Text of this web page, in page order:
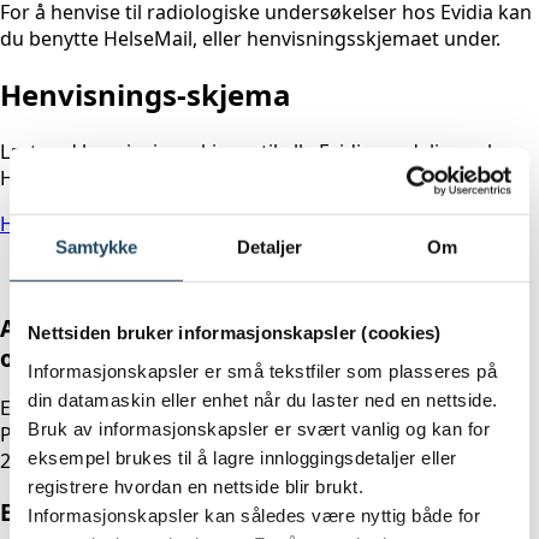
Samtykke Detaljer Om
Nettsiden bruker informasjonskapsler (cookies)
Informasjonskapsler er små tekstfiler som plasseres på
din datamaskin eller enhet når du laster ned en nettside.
Bruk av informasjonskapsler er svært vanlig og kan for
eksempel brukes til å lagre innloggingsdetaljer eller
registrere hvordan en nettside blir brukt.
Informasjonskapsler kan således være nyttig både for
For å henvise til radiologiske undersøkelser hos Evidia kan
du benytte HelseMail, eller henvisningsskjemaet under.
Henvisnings-skjema
Last ned henvisningsskjema til alle Evidias avdelinger her.
Husk å krysse av for ønsket avdeling!
Henvisningsskjema
Alle henvisninger uansett avdeling kan lastes
opp på timebooking eller sendes til:
Evidia
Postboks 73
2001 Lillestrøm
Elektronisk overføring av svar (EDI)